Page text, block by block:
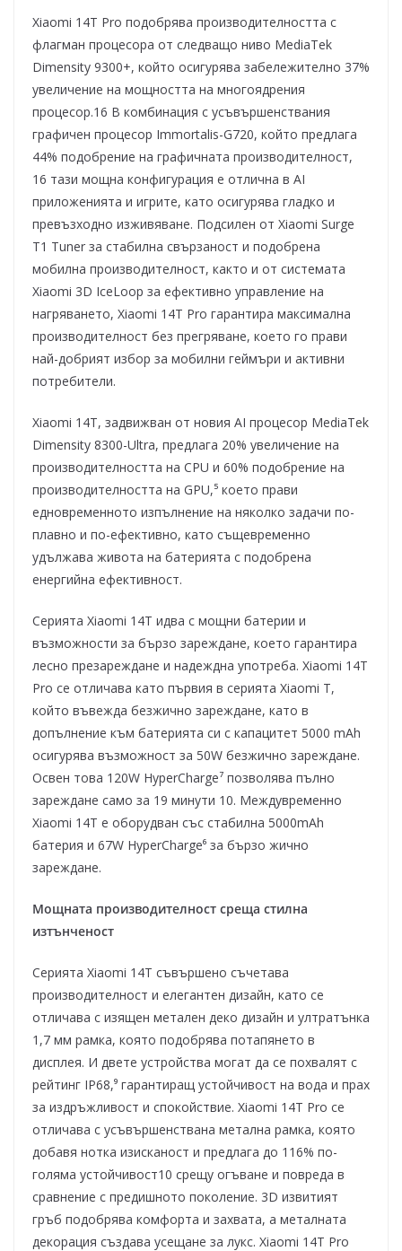
Xiaomi 14T Pro подобрява производителността с
флагман процесора от следващо ниво MediaTek
Dimensity 9300+, който осигурява забележително 37%
увеличение на мощността на многоядрения
процесор.16 В комбинация с усъвършенствания
графичен процесор Immortalis-G720, който предлага
44% подобрение на графичната производителност,
16 тази мощна конфигурация е отлична в AI
приложенията и игрите, като осигурява гладко и
превъзходно изживяване. Подсилен от Xiaomi Surge
T1 Tuner за стабилна свързаност и подобрена
мобилна производителност, както и от системата
Xiaomi 3D IceLoop за ефективно управление на
нагряването, Xiaomi 14T Pro гарантира максимална
производителност без прегряване, което го прави
най-добрият избор за мобилни геймъри и активни
потребители.
Xiaomi 14T, задвижван от новия AI процесор MediaTek
Dimensity 8300-Ultra, предлага 20% увеличение на
производителността на CPU и 60% подобрение на
производителността на GPU,⁵ което прави
едновременното изпълнение на няколко задачи по-
плавно и по-ефективно, като същевременно
удължава живота на батерията с подобрена
енергийна ефективност.
Серията Xiaomi 14T идва с мощни батерии и
възможности за бързо зареждане, което гарантира
лесно презареждане и надеждна употреба. Xiaomi 14T
Pro се отличава като първия в серията Xiaomi T,
който въвежда безжично зареждане, като в
допълнение към батерията си с капацитет 5000 mAh
осигурява възможност за 50W безжично зареждане.
Освен това 120W HyperCharge⁷ позволява пълно
зареждане само за 19 минути 10. Междувременно
Xiaomi 14T е оборудван със стабилна 5000mAh
батерия и 67W HyperCharge⁶ за бързо жично
зареждане.
Мощната производителност среща стилна
изтънченост
Серията Xiaomi 14T съвършено съчетава
производителност и елегантен дизайн, като се
отличава с изящен метален деко дизайн и ултратънка
1,7 мм рамка, която подобрява потапянето в
дисплея. И двете устройства могат да се похвалят с
рейтинг IP68,⁹ гарантиращ устойчивост на вода и прах
за издръжливост и спокойствие. Xiaomi 14T Pro се
отличава с усъвършенствана метална рамка, която
добавя нотка изисканост и предлага до 116% по-
голяма устойчивост10 срещу огъване и повреда в
сравнение с предишното поколение. 3D извитият
гръб подобрява комфорта и захвата, а металната
декорация създава усещане за лукс. Xiaomi 14T Pro